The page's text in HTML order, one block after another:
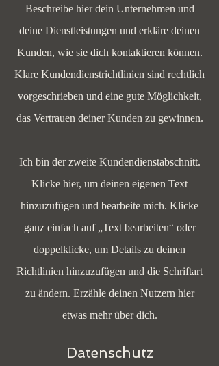
Beschreibe hier dein Unternehmen und
deine Dienstleistungen und erkläre deinen
Kunden, wie sie dich kontaktieren können.
Klare Kundendienstrichtlinien sind rechtlich
vorgeschrieben und eine gute Möglichkeit,
das Vertrauen deiner Kunden zu gewinnen.
Ich bin der zweite Kundendienstabschnitt.
Klicke hier, um deinen eigenen Text
hinzuzufügen und bearbeite mich. Klicke
ganz einfach auf „Text bearbeiten“ oder
doppelklicke, um Details zu deinen
Richtlinien hinzuzufügen und die Schriftart
zu ändern. Erzähle deinen Nutzern hier
etwas mehr über dich.
Datenschutz